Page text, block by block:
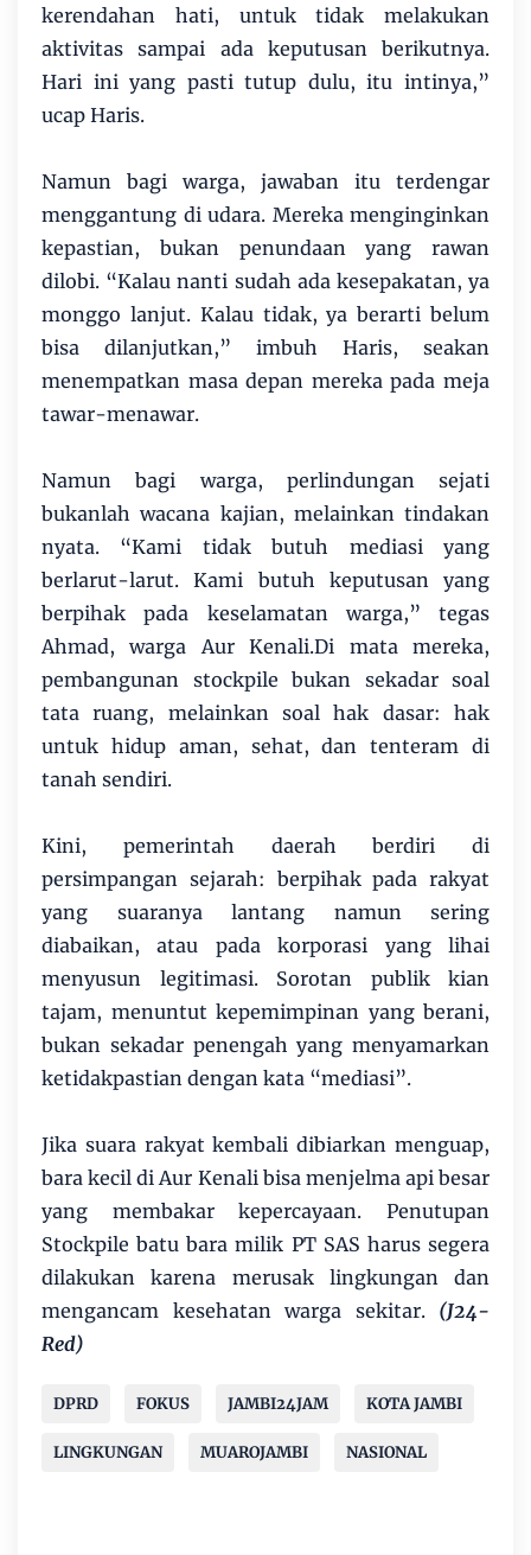
kerendahan hati, untuk tidak melakukan
aktivitas sampai ada keputusan berikutnya.
Hari ini yang pasti tutup dulu, itu intinya,”
ucap Haris.
Namun bagi warga, jawaban itu terdengar
menggantung di udara. Mereka menginginkan
kepastian, bukan penundaan yang rawan
dilobi. “Kalau nanti sudah ada kesepakatan, ya
monggo lanjut. Kalau tidak, ya berarti belum
bisa dilanjutkan,” imbuh Haris, seakan
menempatkan masa depan mereka pada meja
tawar-menawar.
Namun bagi warga, perlindungan sejati
bukanlah wacana kajian, melainkan tindakan
nyata. “Kami tidak butuh mediasi yang
berlarut-larut. Kami butuh keputusan yang
berpihak pada keselamatan warga,” tegas
Ahmad, warga Aur Kenali.Di mata mereka,
pembangunan stockpile bukan sekadar soal
tata ruang, melainkan soal hak dasar: hak
untuk hidup aman, sehat, dan tenteram di
tanah sendiri.
Kini, pemerintah daerah berdiri di
persimpangan sejarah: berpihak pada rakyat
yang suaranya lantang namun sering
diabaikan, atau pada korporasi yang lihai
menyusun legitimasi. Sorotan publik kian
tajam, menuntut kepemimpinan yang berani,
bukan sekadar penengah yang menyamarkan
ketidakpastian dengan kata “mediasi”.
Jika suara rakyat kembali dibiarkan menguap,
bara kecil di Aur Kenali bisa menjelma api besar
yang membakar kepercayaan. Penutupan
Stockpile batu bara milik PT SAS harus segera
dilakukan karena merusak lingkungan dan
mengancam kesehatan warga sekitar.(J24-
Red)
DPRD FOKUS JAMBI24JAM KOTA JAMBI
LINGKUNGAN MUAROJAMBI NASIONAL